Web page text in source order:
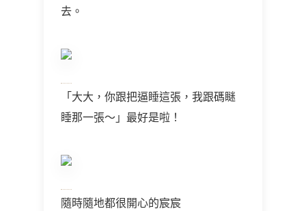
去。
「大大，你跟把逼睡這張，我跟碼瞇
睡那一張～」最好是啦！
隨時隨地都很開心的宸宸